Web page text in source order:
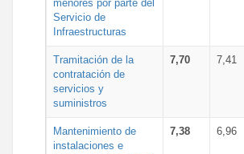
menores por parte del
Servicio de
Infraestructuras
Tramitación de la
contratación de
servicios y
suministros
7,70 7,41
Mantenimiento de
instalaciones e
7,38 6,96